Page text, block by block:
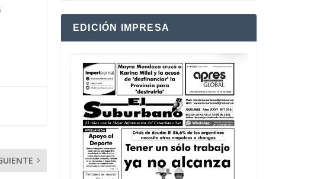
EDICIÓN IMPRESA